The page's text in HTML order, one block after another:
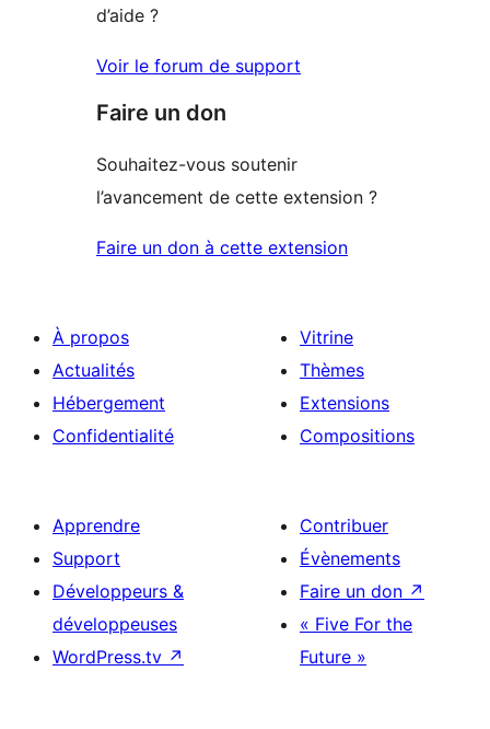
d’aide ?
Voir le forum de support
Faire un don
Souhaitez-vous soutenir
l’avancement de cette extension ?
Faire un don à cette extension
À propos
Actualités
Hébergement
Confidentialité
Vitrine
Thèmes
Extensions
Compositions
Apprendre
Support
Développeurs &
développeuses
WordPress.tv ↗
Contribuer
Évènements
Faire un don ↗
« Five For the
Future »